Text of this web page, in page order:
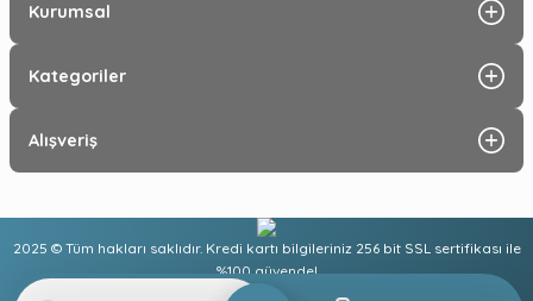
Kurumsal
Kategoriler
Alışveriş
2025 © Tüm hakları saklıdır. Kredi kartı bilgileriniz 256 bit SSL sertifikası ile
%100 güvende!